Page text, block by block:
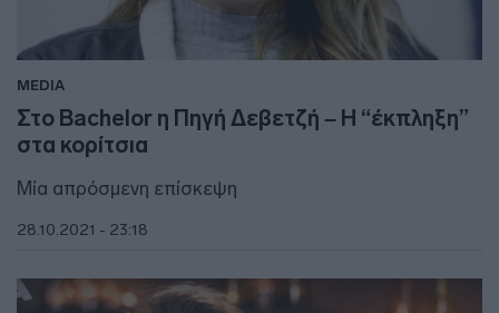
MEDIA
Στο Bachelor η Πηγή Δεβετζή – Η “έκπληξη”
στα κορίτσια
Μία απρόσμενη επίσκεψη
28.10.2021 - 23:18